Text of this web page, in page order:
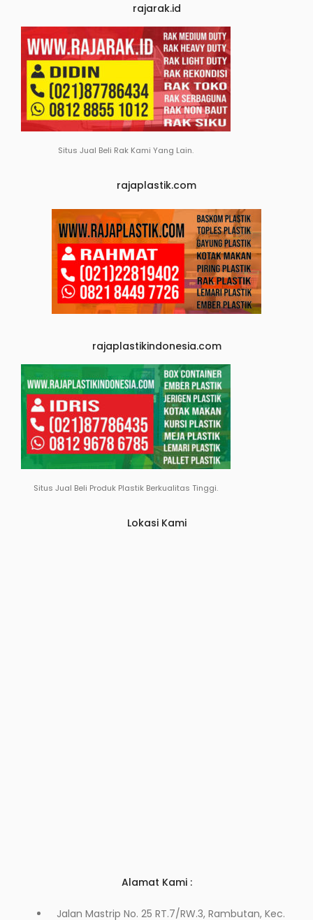
rajarak.id
Situs Jual Beli Rak Kami Yang Lain.
rajaplastik.com
rajaplastikindonesia.com
Situs Jual Beli Produk Plastik Berkualitas Tinggi.
Lokasi Kami
Alamat Kami :
Jalan Mastrip No. 25 RT.7/RW.3, Rambutan, Kec.